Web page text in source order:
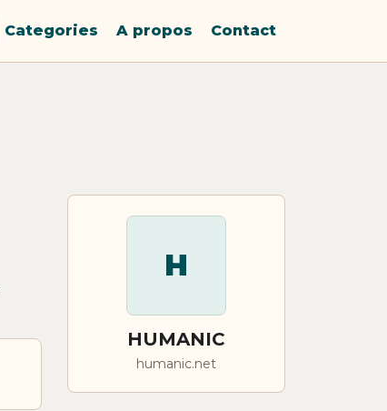
Categories A propos Contact
H
HUMANIC
humanic.net